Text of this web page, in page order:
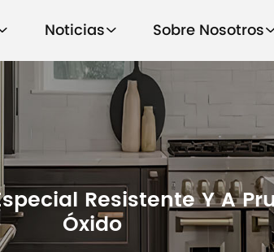
Noticias Sobre Nosotros
Resistente Y A
Óxido